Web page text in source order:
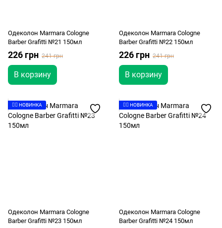
Одеколон Marmara Cologne
Barber Grafitti №21 150мл
226 грн 241 грн
В корзину
Одеколон Marmara Cologne
Barber Grafitti №22 150мл
226 грн 241 грн
В корзину
👉🏻 НОВИНКА
Одеколон Marmara Cologne
Barber Grafitti №23 150мл
👉🏻 НОВИНКА
Одеколон Marmara Cologne
Barber Grafitti №24 150мл